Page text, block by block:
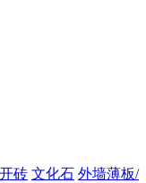
砖 文化石 外墙薄板/